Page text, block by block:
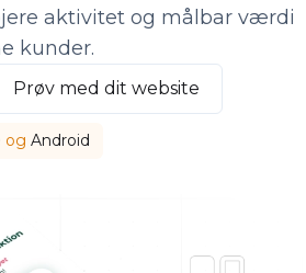
aktivitet og målbar værdi
kunder.
Prøv med dit website
og Android